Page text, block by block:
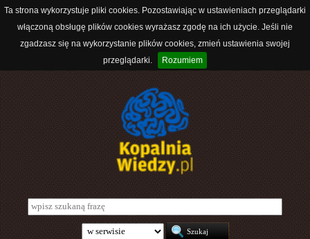
Ta strona wykorzystuje pliki cookies. Pozostawiając w ustawieniach przeglądarki
włączoną obsługę plików cookies wyrażasz zgodę na ich użycie. Jeśli nie
zgadzasz się na wykorzystanie plików cookies, zmień ustawienia swojej
przeglądarki.
Rozumiem